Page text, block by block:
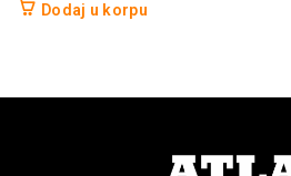
Dodaj u korpu